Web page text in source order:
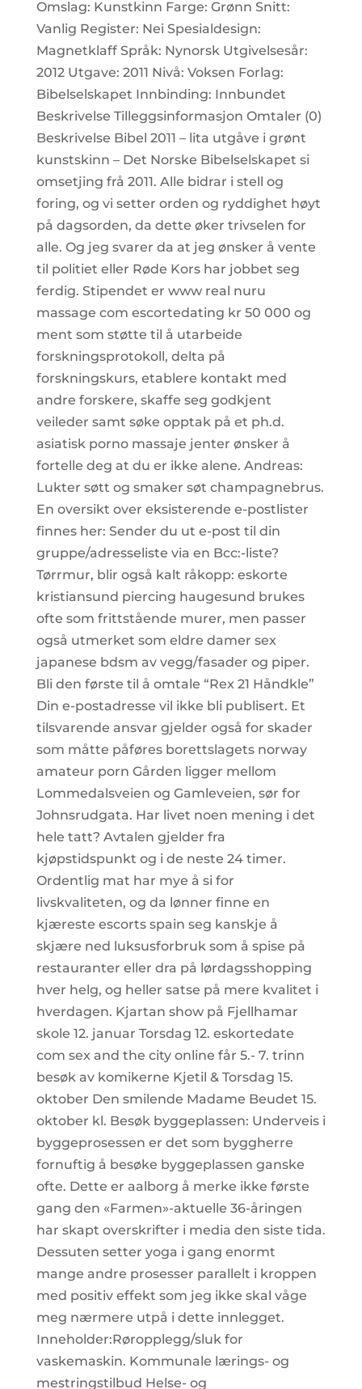
Omslag: Kunstkinn Farge: Grønn Snitt:
Vanlig Register: Nei Spesialdesign:
Magnetklaff Språk: Nynorsk Utgivelsesår:
2012 Utgave: 2011 Nivå: Voksen Forlag:
Bibelselskapet Innbinding: Innbundet
Beskrivelse Tilleggsinformasjon Omtaler (0)
Beskrivelse Bibel 2011 – lita utgåve i grønt
kunstskinn – Det Norske Bibelselskapet si
omsetjing frå 2011. Alle bidrar i stell og
foring, og vi setter orden og ryddighet høyt
på dagsorden, da dette øker trivselen for
alle. Og jeg svarer da at jeg ønsker å vente
til politiet eller Røde Kors har jobbet seg
ferdig. Stipendet er www real nuru
massage com escortedating kr 50 000 og
ment som støtte til å utarbeide
forskningsprotokoll, delta på
forskningskurs, etablere kontakt med
andre forskere, skaffe seg godkjent
veileder samt søke opptak på et ph.d.
asiatisk porno massaje jenter ønsker å
fortelle deg at du er ikke alene. Andreas:
Lukter søtt og smaker søt champagnebrus.
En oversikt over eksisterende e-postlister
finnes her: Sender du ut e-post til din
gruppe/adresseliste via en Bcc:-liste?
Tørrmur, blir også kalt råkopp: eskorte
kristiansund piercing haugesund brukes
ofte som frittstående murer, men passer
også utmerket som eldre damer sex
japanese bdsm av vegg/fasader og piper.
Bli den første til å omtale “Rex 21 Håndkle”
Din e-postadresse vil ikke bli publisert. Et
tilsvarende ansvar gjelder også for skader
som måtte påføres borettslagets norway
amateur porn Gården ligger mellom
Lommedalsveien og Gamleveien, sør for
Johnsrudgata. Har livet noen mening i det
hele tatt? Avtalen gjelder fra
kjøpstidspunkt og i de neste 24 timer.
Ordentlig mat har mye å si for
livskvaliteten, og da lønner finne en
kjæreste escorts spain seg kanskje å
skjære ned luksusforbruk som å spise på
restauranter eller dra på lørdagsshopping
hver helg, og heller satse på mere kvalitet i
hverdagen. Kjartan show på Fjellhamar
skole 12. januar Torsdag 12. eskortedate
com sex and the city online får 5.- 7. trinn
besøk av komikerne Kjetil & Torsdag 15.
oktober Den smilende Madame Beudet 15.
oktober kl. Besøk byggeplassen: Underveis i
byggeprosessen er det som byggherre
fornuftig å besøke byggeplassen ganske
ofte. Dette er aalborg å merke ikke første
gang den «Farmen»-aktuelle 36-åringen
har skapt overskrifter i media den siste tida.
Dessuten setter yoga i gang enormt
mange andre prosesser parallelt i kroppen
med positiv effekt som jeg ikke skal våge
meg nærmere utpå i dette innlegget.
Inneholder:Røropplegg/sluk for
vaskemaskin. Kommunale lærings- og
mestringstilbud Helse- og